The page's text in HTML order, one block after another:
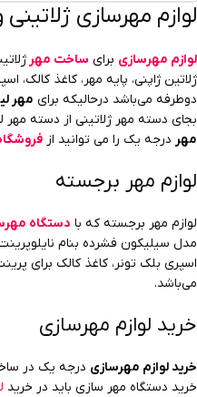
لوازم مهرسازی ژلاتینی
لوازم مهرسازی برای ساخت مهر
ژلاتین ژاپنی، پایه مهر، کاغذ کالک،
دوطرفه می‌باشد در‌حالیکه برای مهر
بجای دسته مهر ژلاتینی از دسته
مهر درجه یک را می توانید از
لوازم مهر برجسته
لوازم مهر برجسته که با دستگاه
مدل سیلیکون فشرده بنام
اسپری بلک تونر، کاغذ کالک برای
می‌باشد.
خرید لوازم مهرسازی
خرید لوازم مهرسازی درجه یک در
خرید دستگاه مهر سازی باید در خرید